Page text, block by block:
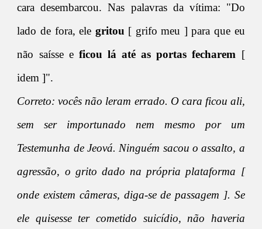
cara desembarcou. Nas palavras da vítima: "Do
lado de fora, ele gritou [ grifo meu ] para que eu
não saísse e ficou lá até as portas fecharem [
idem ]".
Correto: vocês não leram errado. O cara ficou ali,
sem ser importunado nem mesmo por um
Testemunha de Jeová. Ninguém sacou o assalto, a
agressão, o grito dado na própria plataforma [
onde existem câmeras, diga-se de passagem ]. Se
ele quisesse ter cometido suicídio, não haveria